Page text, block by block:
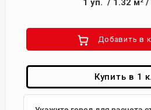
1 уп. / 1.32 м² /
Добавить в
Купить в 1